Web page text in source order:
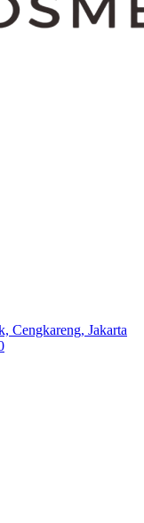
Cengkareng, Jakarta